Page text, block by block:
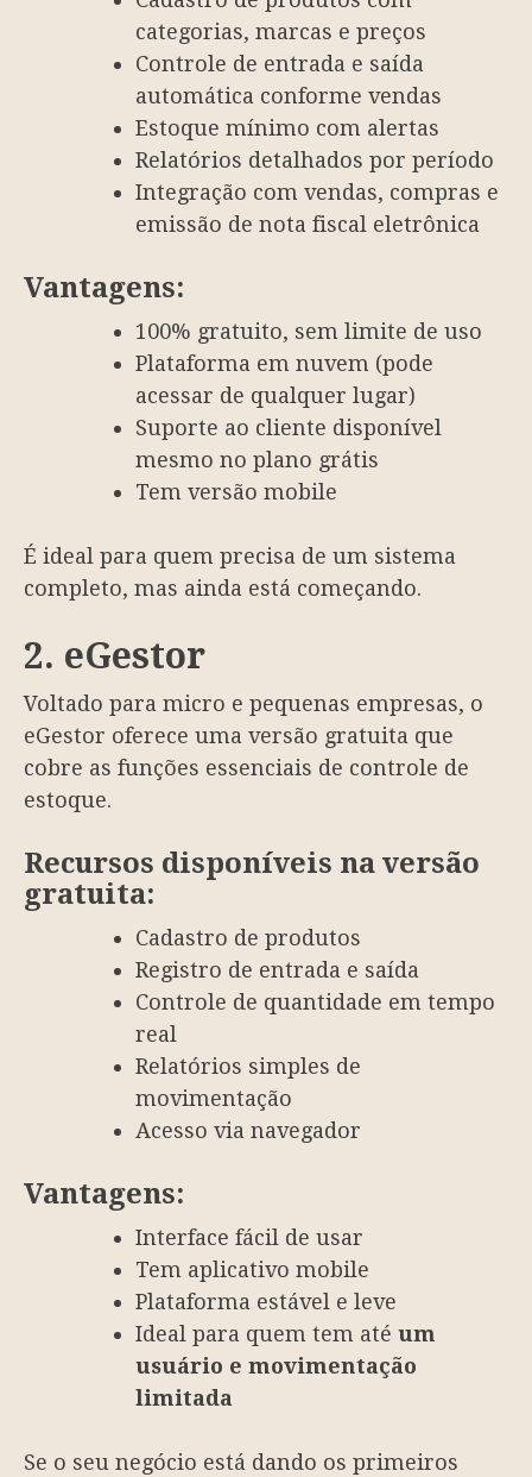
categorias, marcas e preços
Controle de entrada e saída
automática conforme vendas
Estoque mínimo com alertas
Relatórios detalhados por período
Integração com vendas, compras e
emissão de nota fiscal eletrônica
Vantagens:
100% gratuito, sem limite de uso
Plataforma em nuvem (pode
acessar de qualquer lugar)
Suporte ao cliente disponível
mesmo no plano grátis
Tem versão mobile
É ideal para quem precisa de um sistema
completo, mas ainda está começando.
2. eGestor
Voltado para micro e pequenas empresas, o
eGestor oferece uma versão gratuita que
cobre as funções essenciais de controle de
estoque.
Recursos disponíveis na versão
gratuita:
Cadastro de produtos
Registro de entrada e saída
Controle de quantidade em tempo
real
Relatórios simples de
movimentação
Acesso via navegador
Vantagens:
Interface fácil de usar
Tem aplicativo mobile
Plataforma estável e leve
Ideal para quem tem até um
usuário e movimentação
limitada
Se o seu negócio está dando os primeiros